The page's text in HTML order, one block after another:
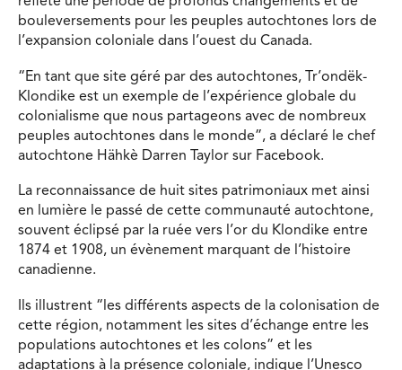
bouleversements pour les peuples autochtones lors de
l’expansion coloniale dans l’ouest du Canada.
“En tant que site géré par des autochtones, Tr’ondëk-
Klondike est un exemple de l’expérience globale du
colonialisme que nous partageons avec de nombreux
peuples autochtones dans le monde”, a déclaré le chef
autochtone Hähkè Darren Taylor sur Facebook.
La reconnaissance de huit sites patrimoniaux met ainsi
en lumière le passé de cette communauté autochtone,
souvent éclipsé par la ruée vers l’or du Klondike entre
1874 et 1908, un évènement marquant de l’histoire
canadienne.
Ils illustrent “les différents aspects de la colonisation de
cette région, notamment les sites d’échange entre les
populations autochtones et les colons” et les
adaptations à la présence coloniale, indique l’Unesco